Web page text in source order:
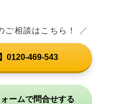
ご相談はこちら！ ／
0120-469-543
ォームで問合せする